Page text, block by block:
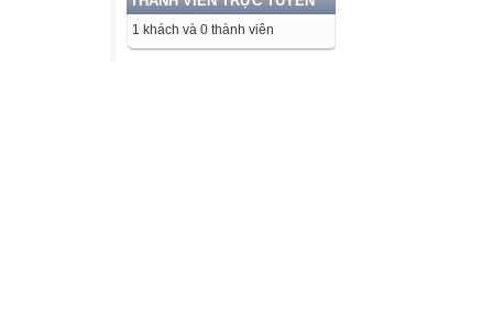
1 khách và 0 thành viên